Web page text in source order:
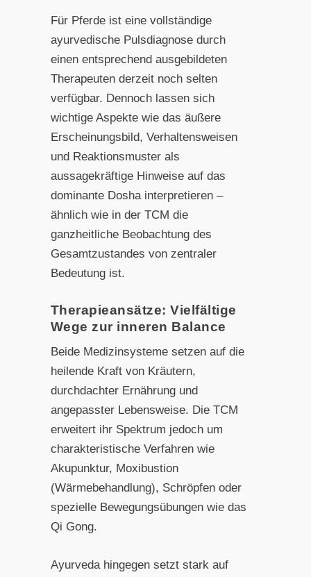
Für Pferde ist eine vollständige
ayurvedische Pulsdiagnose durch
einen entsprechend ausgebildeten
Therapeuten derzeit noch selten
verfügbar. Dennoch lassen sich
wichtige Aspekte wie das äußere
Erscheinungsbild, Verhaltensweisen
und Reaktionsmuster als
aussagekräftige Hinweise auf das
dominante Dosha interpretieren –
ähnlich wie in der TCM die
ganzheitliche Beobachtung des
Gesamtzustandes von zentraler
Bedeutung ist.
Therapieansätze: Vielfältige
Wege zur inneren Balance
Beide Medizinsysteme setzen auf die
heilende Kraft von Kräutern,
durchdachter Ernährung und
angepasster Lebensweise. Die TCM
erweitert ihr Spektrum jedoch um
charakteristische Verfahren wie
Akupunktur, Moxibustion
(Wärmebehandlung), Schröpfen oder
spezielle Bewegungsübungen wie das
Qi Gong.
Ayurveda hingegen setzt stark auf